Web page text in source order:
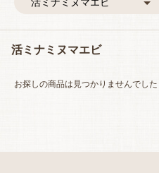
活ミナミヌマエビ
お探しの商品は見つかりませんでした